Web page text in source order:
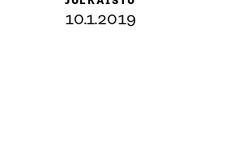
10.1.2019